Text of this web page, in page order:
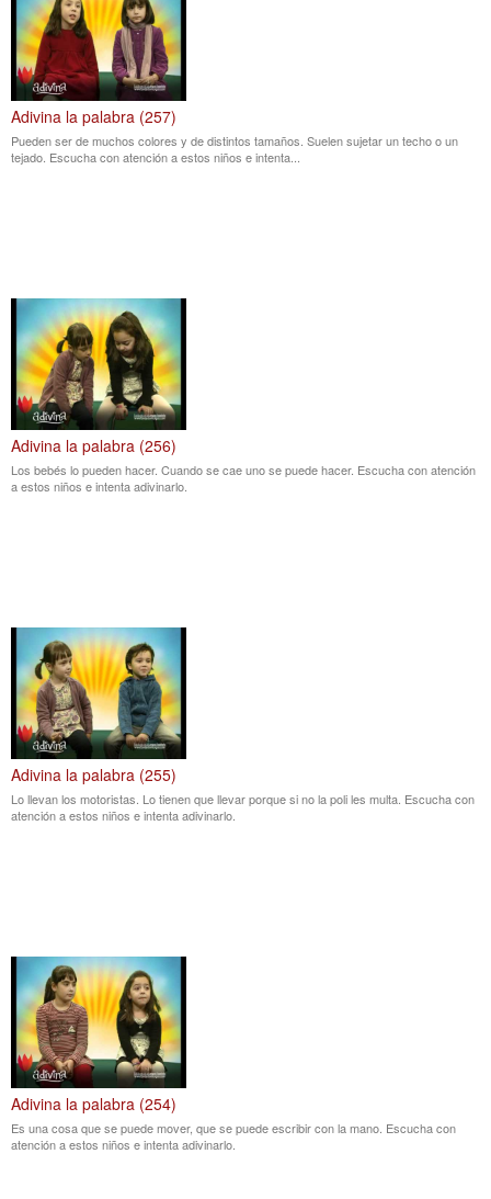
Adivina la palabra (257)
Pueden ser de muchos colores y de distintos tamaños. Suelen sujetar un techo o un
tejado. Escucha con atención a estos niños e intenta...
Adivina la palabra (256)
Los bebés lo pueden hacer. Cuando se cae uno se puede hacer. Escucha con atención
a estos niños e intenta adivinarlo.
Adivina la palabra (255)
Lo llevan los motoristas. Lo tienen que llevar porque si no la poli les multa. Escucha con
atención a estos niños e intenta adivinarlo.
Adivina la palabra (254)
Es una cosa que se puede mover, que se puede escribir con la mano. Escucha con
atención a estos niños e intenta adivinarlo.